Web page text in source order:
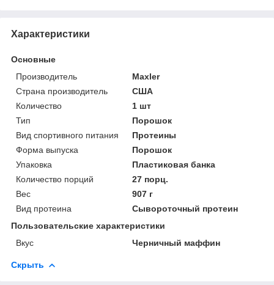
Характеристики
Основные
Производитель
Maxler
Страна производитель
США
Количество
1 шт
Тип
Порошок
Вид спортивного питания
Протеины
Форма выпуска
Порошок
Упаковка
Пластиковая банка
Количество порций
27 порц.
Вес
907 г
Вид протеина
Сывороточный протеин
Пользовательские характеристики
Вкус
Черничный маффин
Скрыть